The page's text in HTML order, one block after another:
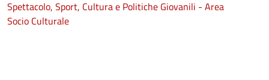
Spettacolo, Sport, Cultura e Politiche Giovanili - Area
Socio Culturale